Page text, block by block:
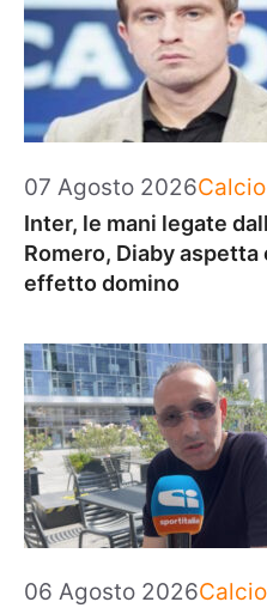
07 Agosto 2026Calcio
Inter, le mani legate
Romero, Diaby
effetto domino
06 Agosto 2026Calcio